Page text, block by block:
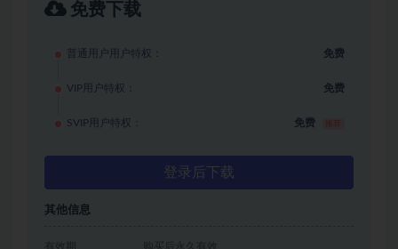
免费下载
普通用户用户特权： 免费
VIP用户特权： 免费
SVIP用户特权： 免费
登录后下载
其他信息
有效期 购买后永久有效